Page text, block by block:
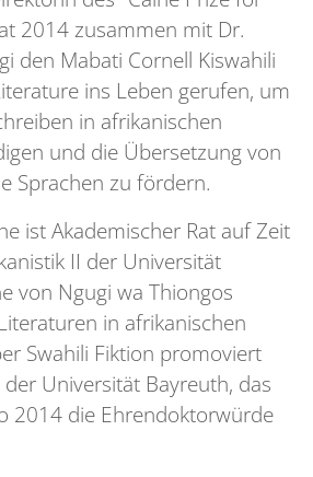
2014 zusammen mit Dr.
den Mabati Cornell Kiswahili
ins Leben gerufen, um
in afrikanischen
und die Übersetzung von
Sprachen zu fördern.
ist Akademischer Rat auf Zeit
II der Universität
von Ngugi wa Thiongos
in afrikanischen
Swahili Fiktion promoviert
Universität Bayreuth, das
2014 die Ehrendoktorwürde